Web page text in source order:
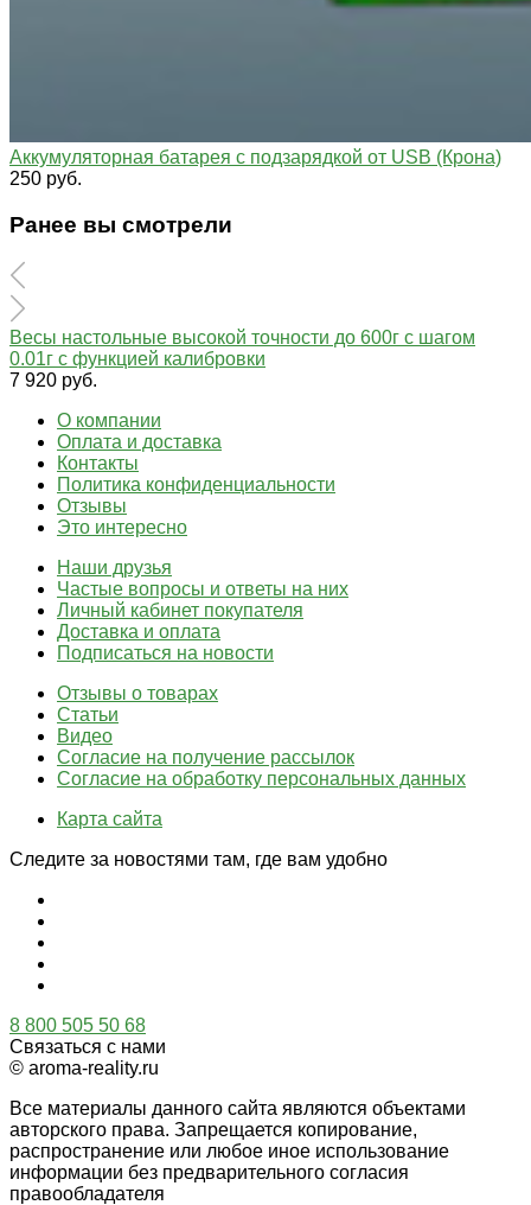
Аккумуляторная батарея с подзарядкой от USB (Крона)
250 руб.
Ранее вы смотрели
Весы настольные высокой точности до 600г с шагом
0.01г с функцией калибровки
7 920 руб.
О компании
Оплата и доставка
Контакты
Политика конфиденциальности
Отзывы
Это интересно
Наши друзья
Частые вопросы и ответы на них
Личный кабинет покупателя
Доставка и оплата
Подписаться на новости
Отзывы о товарах
Статьи
Видео
Согласие на получение рассылок
Согласие на обработку персональных данных
Карта сайта
Следите за новостями там, где вам удобно
8 800 505 50 68
Связаться с нами
© aroma-reality.ru
Все материалы данного сайта являются объектами
авторского права. Запрещается копирование,
распространение или любое иное использование
информации без предварительного согласия
правообладателя